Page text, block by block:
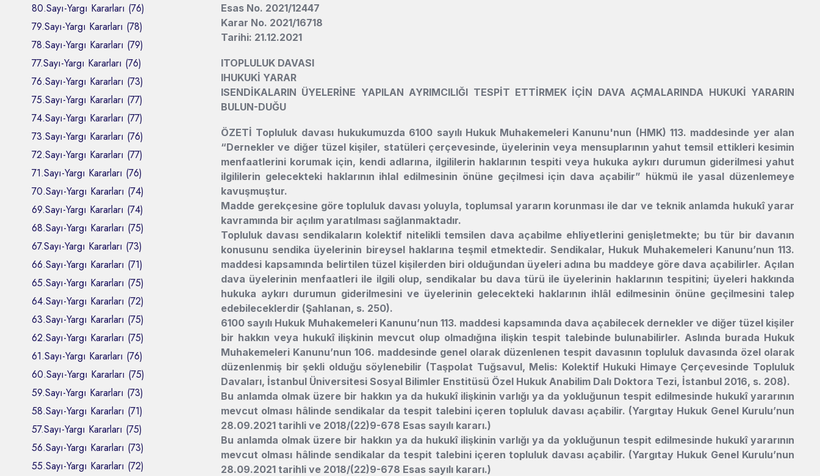
80.Sayı-Yargı Kararları (76)
79.Sayı-Yargı Kararları (78)
78.Sayı-Yargı Kararları (79)
77.Sayı-Yargı Kararları (76)
76.Sayı-Yargı Kararları (73)
75.Sayı-Yargı Kararları (77)
74.Sayı-Yargı Kararları (77)
73.Sayı-Yargı Kararları (76)
72.Sayı-Yargı Kararları (77)
71.Sayı-Yargı Kararları (76)
70.Sayı-Yargı Kararları (74)
69.Sayı-Yargı Kararları (74)
68.Sayı-Yargı Kararları (75)
67.Sayı-Yargı Kararları (73)
66.Sayı-Yargı Kararları (71)
65.Sayı-Yargı Kararları (75)
64.Sayı-Yargı Kararları (72)
63.Sayı-Yargı Kararları (75)
62.Sayı-Yargı Kararları (75)
61.Sayı-Yargı Kararları (76)
60.Sayı-Yargı Kararları (75)
59.Sayı-Yargı Kararları (73)
58.Sayı-Yargı Kararları (71)
57.Sayı-Yargı Kararları (75)
56.Sayı-Yargı Kararları (73)
55.Sayı-Yargı Kararları (72)
Esas No. 2021/12447
Karar No. 2021/16718
Tarihi: 21.12.2021
lTOPLULUK DAVASI
lHUKUKİ YARAR
lSENDİKALARIN ÜYELERİNE YAPILAN AYRIMCILIĞI TESPİT ETTİRMEK İÇİN DAVA AÇMALARINDA HUKUKİ YARARIN
BULUN-DUĞU
ÖZETİ Topluluk davası hukukumuzda 6100 sayılı Hukuk Muhakemeleri Kanunu'nun (HMK) 113. maddesinde yer alan
“Dernekler ve diğer tüzel kişiler, statüleri çerçevesinde, üyelerinin veya mensuplarının yahut temsil ettikleri kesimin
menfaatlerini korumak için, kendi adlarına, ilgililerin haklarının tespiti veya hukuka aykırı durumun giderilmesi yahut
ilgililerin gelecekteki haklarının ihlal edilmesinin önüne geçilmesi için dava açabilir” hükmü ile yasal düzenlemeye
kavuşmuştur.
Madde gerekçesine göre topluluk davası yoluyla, toplumsal yararın korunması ile dar ve teknik anlamda hukukî yarar
kavramında bir açılım yaratılması sağlanmaktadır.
Topluluk davası sendikaların kolektif nitelikli temsilen dava açabilme ehliyetlerini genişletmekte; bu tür bir davanın
konusunu sendika üyelerinin bireysel haklarına teşmil etmektedir. Sendikalar, Hukuk Muhakemeleri Kanunu’nun 113.
maddesi kapsamında belirtilen tüzel kişilerden biri olduğundan üyeleri adına bu maddeye göre dava açabilirler. Açılan
dava üyelerinin menfaatleri ile ilgili olup, sendikalar bu dava türü ile üyelerinin haklarının tespitini; üyeleri hakkında
hukuka aykırı durumun giderilmesini ve üyelerinin gelecekteki haklarının ihlâl edilmesinin önüne geçilmesini talep
edebileceklerdir (Şahlanan, s. 250).
6100 sayılı Hukuk Muhakemeleri Kanunu’nun 113. maddesi kapsamında dava açabilecek dernekler ve diğer tüzel kişiler
bir hakkın veya hukukî ilişkinin mevcut olup olmadığına ilişkin tespit talebinde bulunabilirler. Aslında burada Hukuk
Muhakemeleri Kanunu’nun 106. maddesinde genel olarak düzenlenen tespit davasının topluluk davasında özel olarak
düzenlenmiş bir şekli olduğu söylenebilir (Taşpolat Tuğsavul, Melis: Kolektif Hukuki Himaye Çerçevesinde Topluluk
Davaları, İstanbul Üniversitesi Sosyal Bilimler Enstitüsü Özel Hukuk Anabilim Dalı Doktora Tezi, İstanbul 2016, s. 208).
Bu anlamda olmak üzere bir hakkın ya da hukukî ilişkinin varlığı ya da yokluğunun tespit edilmesinde hukukî yararının
mevcut olması hâlinde sendikalar da tespit talebini içeren topluluk davası açabilir. (Yargıtay Hukuk Genel Kurulu’nun
28.09.2021 tarihli ve 2018/(22)9-678 Esas sayılı kararı.)
Bu anlamda olmak üzere bir hakkın ya da hukukî ilişkinin varlığı ya da yokluğunun tespit edilmesinde hukukî yararının
mevcut olması hâlinde sendikalar da tespit talebini içeren topluluk davası açabilir. (Yargıtay Hukuk Genel Kurulu’nun
28.09.2021 tarihli ve 2018/(22)9-678 Esas sayılı kararı.)